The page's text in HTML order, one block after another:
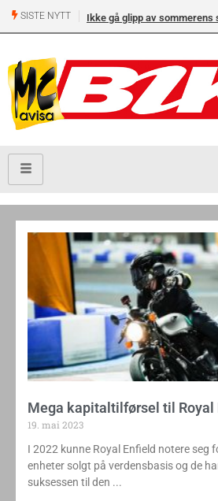
SISTE NYTT Ikke gå glipp av sommerens
Mega kapitaltilførsel til Royal
19. mai 2023
I 2022 kunne Royal Enfield notere seg
enheter solgt på verdensbasis og de
suksessen til den